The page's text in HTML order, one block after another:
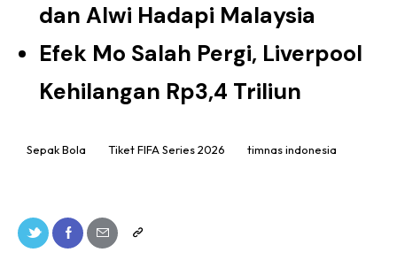
dan Alwi Hadapi Malaysia
Efek Mo Salah Pergi, Liverpool
Kehilangan Rp3,4 Triliun
Sepak Bola Tiket FIFA Series 2026 timnas indonesia